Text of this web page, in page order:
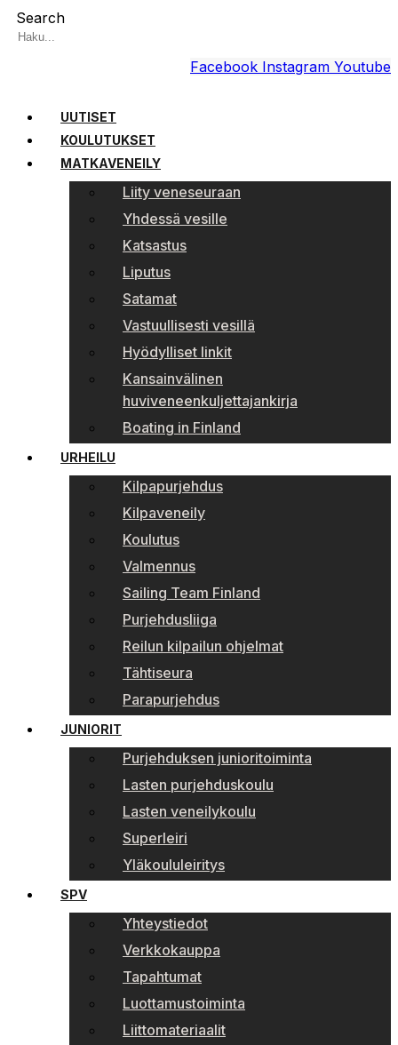
Search
Facebook Instagram Youtube
UUTISET
KOULUTUKSET
MATKAVENEILY
Liity veneseuraan
Yhdessä vesille
Katsastus
Liputus
Satamat
Vastuullisesti vesillä
Hyödylliset linkit
Kansainvälinen
huviveneenkuljettajankirja
Boating in Finland
URHEILU
Kilpapurjehdus
Kilpaveneily
Koulutus
Valmennus
Sailing Team Finland
Purjehdusliiga
Reilun kilpailun ohjelmat
Tähtiseura
Parapurjehdus
JUNIORIT
Purjehduksen junioritoiminta
Lasten purjehduskoulu
Lasten veneilykoulu
Superleiri
Yläkoululeiritys
SPV
Yhteystiedot
Verkkokauppa
Tapahtumat
Luottamustoiminta
Liittomateriaalit